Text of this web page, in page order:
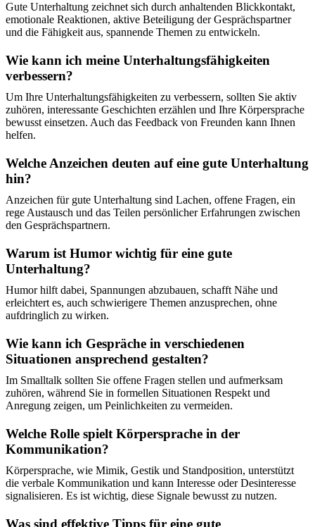
Gute Unterhaltung zeichnet sich durch anhaltenden Blickkontakt,
emotionale Reaktionen, aktive Beteiligung der Gesprächspartner
und die Fähigkeit aus, spannende Themen zu entwickeln.
Wie kann ich meine Unterhaltungsfähigkeiten
verbessern?
Um Ihre Unterhaltungsfähigkeiten zu verbessern, sollten Sie aktiv
zuhören, interessante Geschichten erzählen und Ihre Körpersprache
bewusst einsetzen. Auch das Feedback von Freunden kann Ihnen
helfen.
Welche Anzeichen deuten auf eine gute Unterhaltung
hin?
Anzeichen für gute Unterhaltung sind Lachen, offene Fragen, ein
rege Austausch und das Teilen persönlicher Erfahrungen zwischen
den Gesprächspartnern.
Warum ist Humor wichtig für eine gute
Unterhaltung?
Humor hilft dabei, Spannungen abzubauen, schafft Nähe und
erleichtert es, auch schwierigere Themen anzusprechen, ohne
aufdringlich zu wirken.
Wie kann ich Gespräche in verschiedenen
Situationen ansprechend gestalten?
Im Smalltalk sollten Sie offene Fragen stellen und aufmerksam
zuhören, während Sie in formellen Situationen Respekt und
Anregung zeigen, um Peinlichkeiten zu vermeiden.
Welche Rolle spielt Körpersprache in der
Kommunikation?
Körpersprache, wie Mimik, Gestik und Standposition, unterstützt
die verbale Kommunikation und kann Interesse oder Desinteresse
signalisieren. Es ist wichtig, diese Signale bewusst zu nutzen.